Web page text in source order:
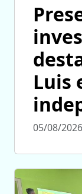
Luis
05/08/